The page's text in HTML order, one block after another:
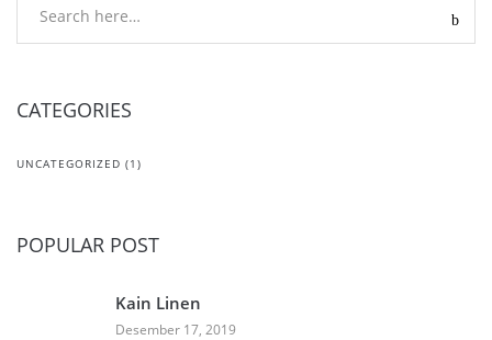
CATEGORIES
UNCATEGORIZED (1)
POPULAR POST
Kain Linen
Desember 17, 2019